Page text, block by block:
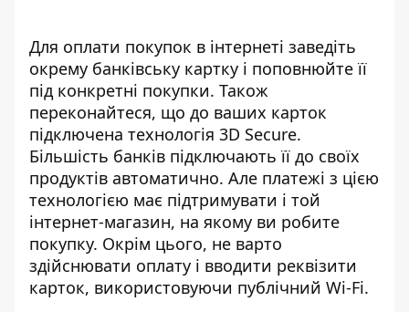
Для оплати покупок в інтернеті заведіть
окрему банківську картку і поповнюйте її
під конкретні покупки. Також
переконайтеся, що до ваших карток
підключена технологія 3D Secure.
Більшість банків підключають її до своїх
продуктів автоматично. Але платежі з цією
технологією має підтримувати і той
інтернет-магазин, на якому ви робите
покупку. Окрім цього, не варто
здійснювати оплату і вводити реквізити
карток, використовуючи публічний Wi-Fi.